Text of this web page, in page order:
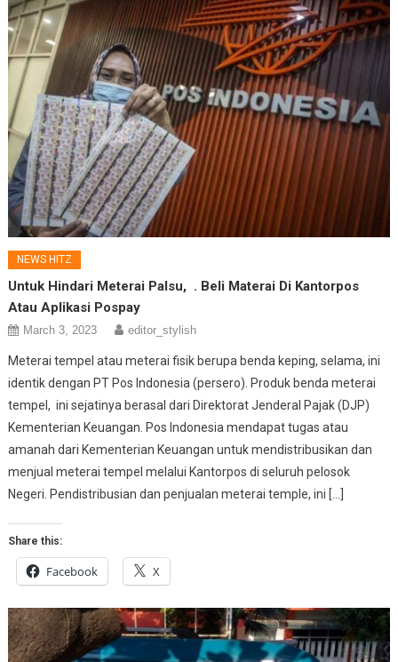
NEWS HITZ
Untuk Hindari Meterai Palsu, . Beli Materai Di Kantorpos
Atau Aplikasi Pospay
March 3, 2023 editor_stylish
Meterai tempel atau meterai fisik berupa benda keping, selama, ini
identik dengan PT Pos Indonesia (persero). Produk benda meterai
tempel, ini sejatinya berasal dari Direktorat Jenderal Pajak (DJP)
Kementerian Keuangan. Pos Indonesia mendapat tugas atau
amanah dari Kementerian Keuangan untuk mendistribusikan dan
menjual meterai tempel melalui Kantorpos di seluruh pelosok
Negeri. Pendistribusian dan penjualan meterai temple, ini […]
Share this:
Facebook X